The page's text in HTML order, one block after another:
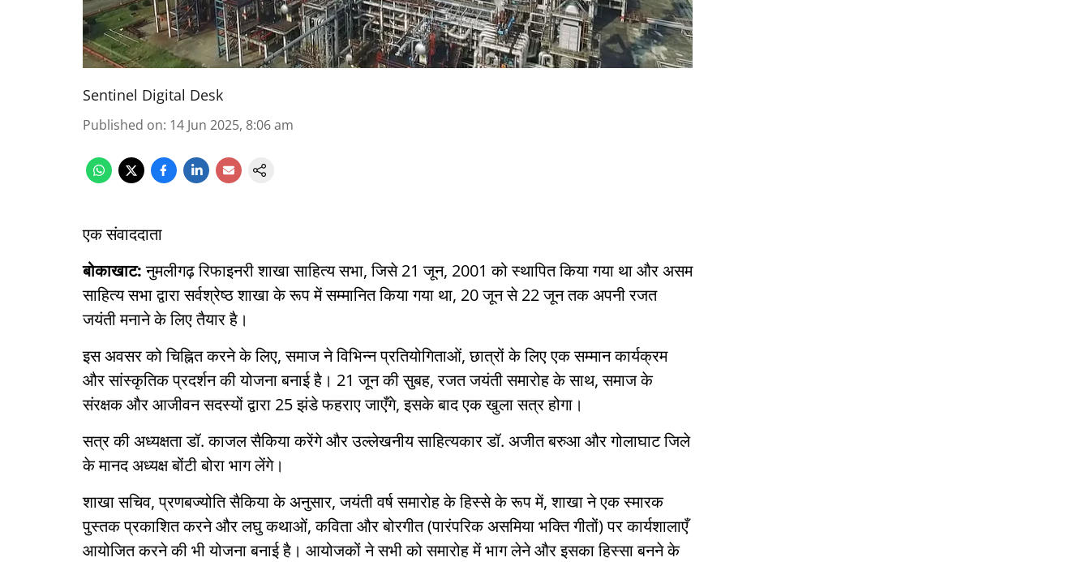
Sentinel Digital Desk
Published on: 14 Jun 2025, 8:06 am
एक संवाददाता
बोकाखाट:नुमलीगढ़ रिफाइनरी शाखा साहित्य सभा, जिसे 21 जून, 2001 को स्थापित किया गया था और असम
साहित्य सभा द्वारा सर्वश्रेष्ठ शाखा के रूप में सम्मानित किया गया था, 20 जून से 22 जून तक अपनी रजत
जयंती मनाने के लिए तैयार है।
इस अवसर को चिह्नित करने के लिए, समाज ने विभिन्न प्रतियोगिताओं, छात्रों के लिए एक सम्मान कार्यक्रम
और सांस्कृतिक प्रदर्शन की योजना बनाई है। 21 जून की सुबह, रजत जयंती समारोह के साथ, समाज के
संरक्षक और आजीवन सदस्यों द्वारा 25 झंडे फहराए जाएँगे, इसके बाद एक खुला सत्र होगा।
सत्र की अध्यक्षता डॉ. काजल सैकिया करेंगे और उल्लेखनीय साहित्यकार डॉ. अजीत बरुआ और गोलाघाट जिले
के मानद अध्यक्ष बोंटी बोरा भाग लेंगे।
शाखा सचिव, प्रणबज्योति सैकिया के अनुसार, जयंती वर्ष समारोह के हिस्से के रूप में, शाखा ने एक स्मारक
पुस्तक प्रकाशित करने और लघु कथाओं, कविता और बोरगीत (पारंपरिक असमिया भक्ति गीतों) पर कार्यशालाएँ
आयोजित करने की भी योजना बनाई है। आयोजकों ने सभी को समारोह में भाग लेने और इसका हिस्सा बनने के